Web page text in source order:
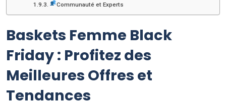
Communauté et Experts
Baskets Femme Black
Friday : Profitez des
Meilleures Offres et
Tendances